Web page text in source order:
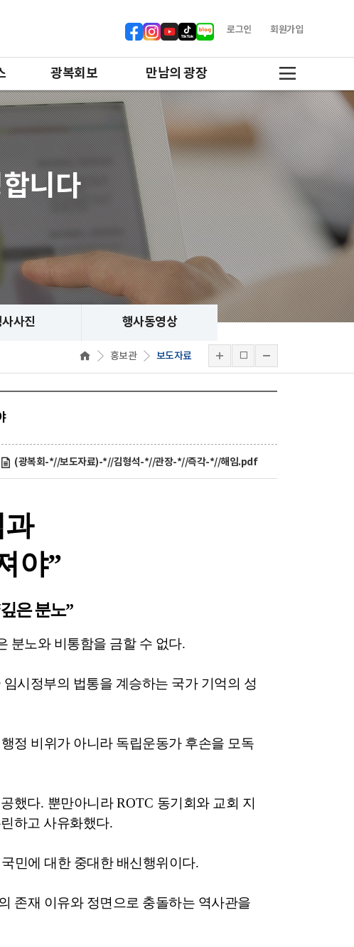
로그인 회원가입
광복회보 만남의 광장
니다
사진 행사동영상
홍보관 보도자료
(광복회-*//보도자료)-*//김형석-*//관장-*//즉각-*//해임.pdf
야”
깊은 분노”
분노와 비통함을 금할 수 없다.
시정부의 법통을 계승하는 국가 기억의 성
정 비위가 아니라 독립운동가 후손을 모독
했다. 뿐만아니라ROTC 동기회와 교회 지
하고 사유화했다.
민에 대한 중대한 배신행위이다.
존재 이유와 정면으로 충돌하는 역사관을